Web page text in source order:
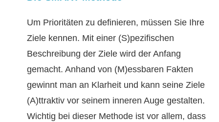
Um Prioritäten zu definieren, müssen Sie Ihre
Ziele kennen. Mit einer (S)pezifischen
Beschreibung der Ziele wird der Anfang
gemacht. Anhand von (M)essbaren Fakten
gewinnt man an Klarheit und kann seine Ziele
(A)ttraktiv vor seinem inneren Auge gestalten.
Wichtig bei dieser Methode ist vor allem, dass